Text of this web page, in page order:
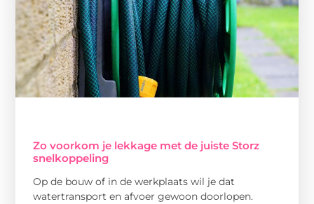
Zo voorkom je lekkage met de juiste Storz
snelkoppeling
Op de bouw of in de werkplaats wil je dat
watertransport en afvoer gewoon doorlopen.